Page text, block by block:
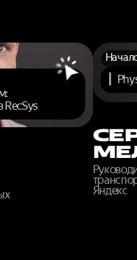
RecSys
Яндекс